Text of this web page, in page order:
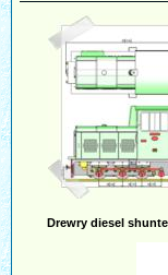
Drewry diesel